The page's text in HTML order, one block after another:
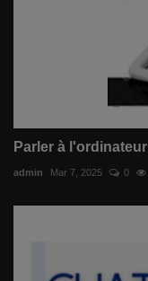
Parler à l'ordinateur
admin Mar 7, 2025 0